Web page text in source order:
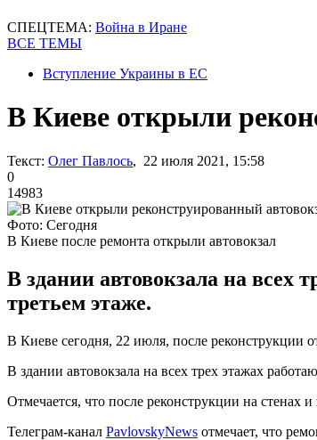
СПЕЦТЕМА: Война в Иране
ВСЕ ТЕМЫ
Вступление Украины в ЕС
В Киеве открыли
Текст: Олег Павлось, 22 июля 2021, 15:58
0
14983
Фото: Сегодня
В Киеве после ремонта открыли автовокзал
В здании автовокзала на всех
третьем этаже.
В Киеве сегодня, 22 июля, после реконструкции
В здании автовокзала на всех трех этажах
Отмечается, что после реконструкции на стенах
Телеграм-канал PavlovskyNews отмечает, что